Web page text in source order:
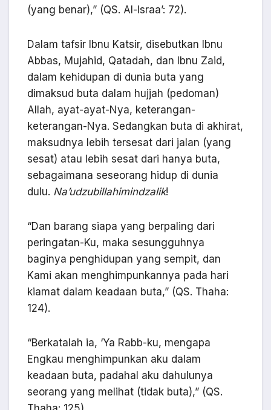
(yang benar),” (QS. Al-Israa’: 72).
Dalam tafsir Ibnu Katsir, disebutkan Ibnu
Abbas, Mujahid, Qatadah, dan Ibnu Zaid,
dalam kehidupan di dunia buta yang
dimaksud buta dalam hujjah (pedoman)
Allah, ayat-ayat-Nya, keterangan-
keterangan-Nya. Sedangkan buta di akhirat,
maksudnya lebih tersesat dari jalan (yang
sesat) atau lebih sesat dari hanya buta,
sebagaimana seseorang hidup di dunia
dulu. Na’udzubillahimindzalik!
“Dan barang siapa yang berpaling dari
peringatan-Ku, maka sesungguhnya
baginya penghidupan yang sempit, dan
Kami akan menghimpunkannya pada hari
kiamat dalam keadaan buta,” (QS. Thaha:
124).
“Berkatalah ia, ‘Ya Rabb-ku, mengapa
Engkau menghimpunkan aku dalam
keadaan buta, padahal aku dahulunya
seorang yang melihat (tidak buta),” (QS.